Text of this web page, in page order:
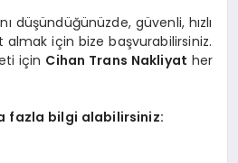
düşündüğünüzde, güvenli, hızlı
için bize başvurabilirsiniz.
için Cihan Trans Nakliyat her
fazla bilgi alabilirsiniz: